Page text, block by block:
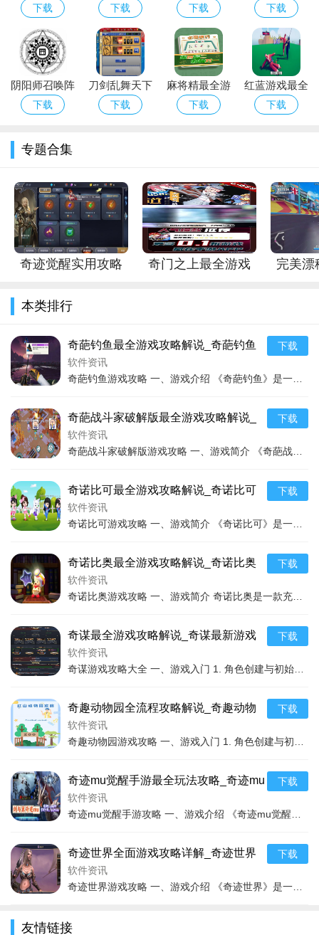
感悟天道的路线。该角色在战斗中能够凭借自身的智慧和勇气，
应对各种复杂的局面。
每个角色都有其独特的技能和属性，玩家可以根据自己的喜
三、游戏规则
1. 玩家通过操控角色在游戏世界中探索，完成各种任务，如
等奖励，提升角色的实力。
2. 在战斗中，玩家需要合理运用角色的技能和攻击方式，躲
式，玩家需要根据实际情况灵活应对。
3. 游戏中还有各种副本和活动，玩家可以组队进行挑战，获
才能顺利通过。
4. 玩家可以通过收集材料，打造和升级装备，提升角色的战
斗力。还可以学习各种技能和法术，进一步增强角色的实力。
四、攻略技巧
攻略解说_游
巧通关
下载
师任务奖励有
什么
下载
流程攻略解析
_玩具梦工厂
高效通关技巧
下载
日开拓者星系
玩法推荐
下载
阴阳师召唤阵
最佳阵容搭配
阵高效召唤技
巧
下载
刀剑乱舞天下
五剑锻刀公式
下载
麻将精最全游
戏攻略解说_
下载
红蓝游戏最全
攻略解说_红
下载
专题合集
奇迹觉醒实用攻略
技巧助通关
奇门之上最全游戏
完美漂
本类排行
奇葩钓鱼最全游戏攻略解说_奇葩钓鱼
最新游戏技巧通关
软件资讯
下载
奇葩战斗家破解版最全游戏攻略解说_
奇葩战斗家破解版最新游戏技巧通关
软件资讯
下载
奇诺比可最全游戏攻略解说_奇诺比可
最新游戏技巧通关
软件资讯
下载
奇诺比奥最全游戏攻略解说_奇诺比奥
最新游戏技巧通关
软件资讯
下载
奇谋最全游戏攻略解说_奇谋最新游戏
技巧通关
软件资讯
下载
奇趣动物园全流程攻略解说_奇趣动物
园最新玩法技巧通关
软件资讯
下载
奇迹mu觉醒手游最全玩法攻略_奇迹mu
觉醒手游最新技巧通关
软件资讯
下载
奇迹世界全面游戏攻略详解_奇迹世界
实用游戏技巧汇总
软件资讯
下载
友情链接